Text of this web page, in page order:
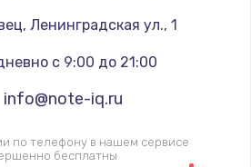
, Ленинградская ул., 1
с 9:00 до 21:00
info@note-iq.ru
по телефону в нашем сервисе
бесплатны